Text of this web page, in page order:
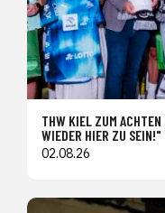
THW KIEL ZUM
WIEDER HIER ZU SEIN!"
02.08.26